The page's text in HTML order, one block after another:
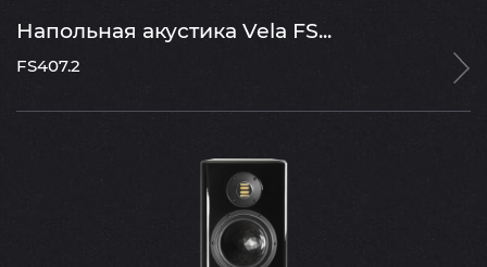
Напольная акустика Vela FS...
FS407.2